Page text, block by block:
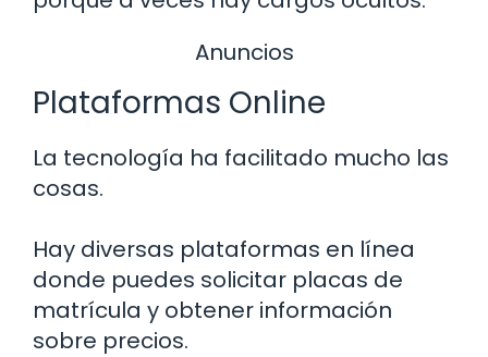
Anuncios
Plataformas Online
La tecnología ha facilitado mucho las
cosas.
Hay diversas plataformas en línea
donde puedes solicitar placas de
matrícula y obtener información
sobre precios.